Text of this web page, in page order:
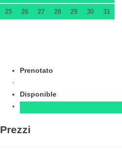
25 26 27 28 29 30 31
Prenotato
Disponible
Prezzi